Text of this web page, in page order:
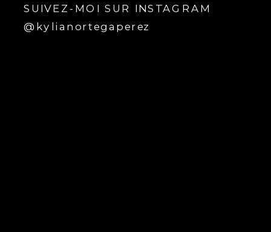
SUIVEZ-MOI SUR INSTAGRAM
@kylianortegaperez